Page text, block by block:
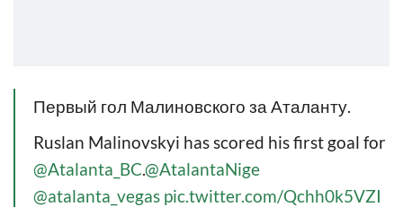
Первый гол Малиновского за Аталанту.
Ruslan Malinovskyi has scored his first goal for
@Atalanta_BC.@AtalantaNige
@atalanta_vegas pic.twitter.com/Qchh0k5VZI